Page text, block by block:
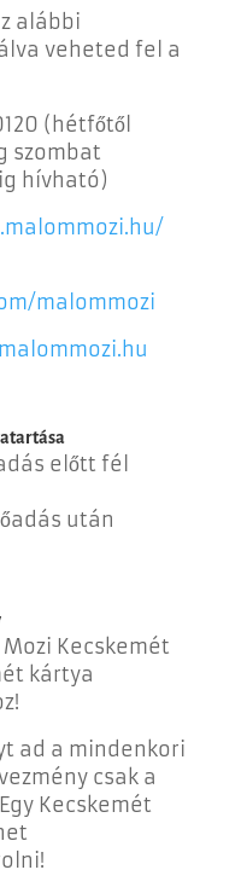
alábbi
veheted fel a
(hétfőtől
szombat
hívható)
malommozi
előtt fél
után
Mozi Kecskemét
kártya
ad a mindenkori
csak a
Kecskemét